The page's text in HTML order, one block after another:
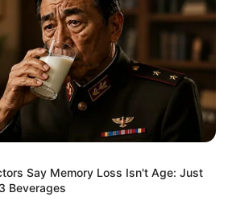
Say Memory Loss Isn't Age: Just
Beverages